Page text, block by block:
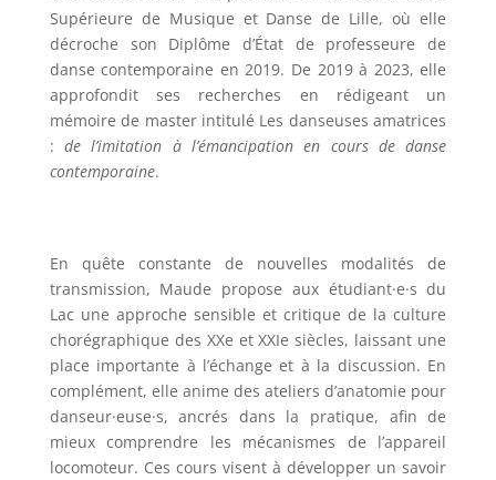
Supérieure de Musique et Danse de Lille, où elle
décroche son Diplôme d’État de professeure de
danse contemporaine en 2019. De 2019 à 2023, elle
approfondit ses recherches en rédigeant un
mémoire de master intitulé Les danseuses amatrices
:de l’imitation à l’émancipation en cours de danse
contemporaine.
En quête constante de nouvelles modalités de
transmission, Maude propose aux étudiant·e·s du
Lac une approche sensible et critique de la culture
chorégraphique des XXe et XXIe siècles, laissant une
place importante à l’échange et à la discussion. En
complément, elle anime des ateliers d’anatomie pour
danseur·euse·s, ancrés dans la pratique, afin de
mieux comprendre les mécanismes de l’appareil
locomoteur. Ces cours visent à développer un savoir